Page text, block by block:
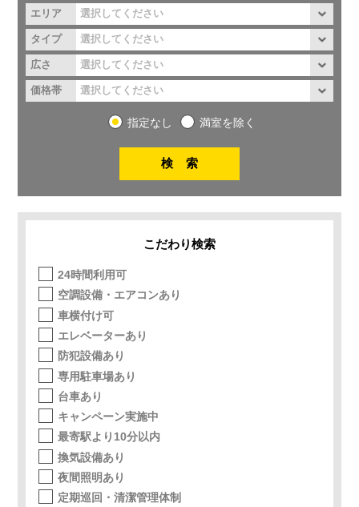
エリア
タイプ
広さ
価格帯
指定なし 満室を除く
こだわり検索
24時間利用可
空調設備・エアコンあり
車横付け可
エレベーターあり
防犯設備あり
専用駐車場あり
台車あり
キャンペーン実施中
最寄駅より10分以内
換気設備あり
夜間照明あり
定期巡回・清潔管理体制